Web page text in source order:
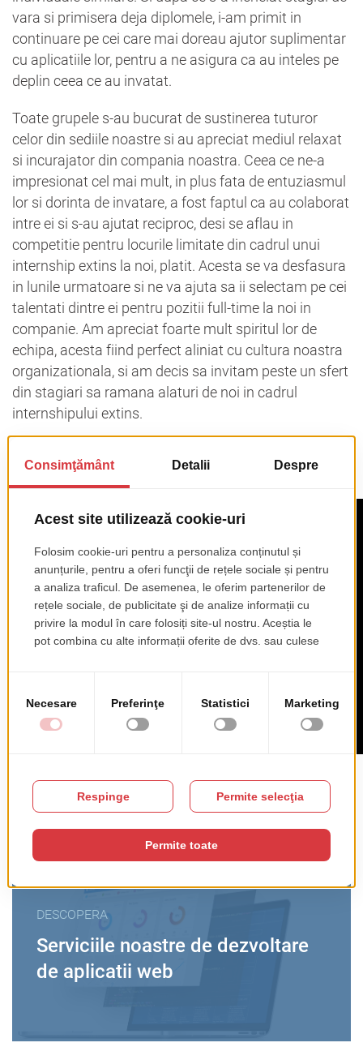
vara si primisera deja diplomele, i-am primit in
continuare pe cei care mai doreau ajutor suplimentar
cu aplicatiile lor, pentru a ne asigura ca au inteles pe
deplin ceea ce au invatat.
Toate grupele s-au bucurat de sustinerea tuturor
celor din sediile noastre si au apreciat mediul relaxat
si incurajator din compania noastra. Ceea ce ne-a
impresionat cel mai mult, in plus fata de entuziasmul
lor si dorinta de invatare, a fost faptul ca au colaborat
intre ei si s-au ajutat reciproc, desi se aflau in
competitie pentru locurile limitate din cadrul unui
internship extins la noi, platit. Acesta se va desfasura
in lunile urmatoare si ne va ajuta sa ii selectam pe cei
talentati dintre ei pentru pozitii full-time la noi in
companie. Am apreciat foarte mult spiritul lor de
echipa, acesta fiind perfect aliniat cu cultura noastra
organizationala, si am decis sa invitam peste un sfert
din stagiari sa ramana alaturi de noi in cadrul
internshipului extins.
full-time! 😀
DESCOPERA
Serviciile noastre de dezvoltare
de aplicatii web